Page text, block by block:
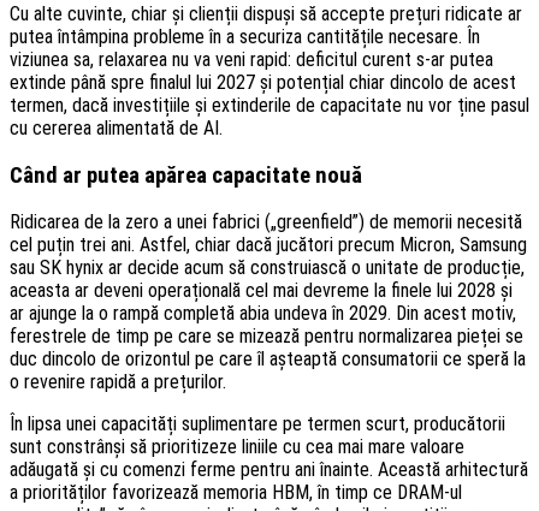
Cu alte cuvinte, chiar și clienții dispuși să accepte prețuri ridicate ar
putea întâmpina probleme în a securiza cantitățile necesare. În
viziunea sa, relaxarea nu va veni rapid: deficitul curent s-ar putea
extinde până spre finalul lui 2027 și potențial chiar dincolo de acest
termen, dacă investițiile și extinderile de capacitate nu vor ține pasul
cu cererea alimentată de AI.
Când ar putea apărea capacitate nouă
Ridicarea de la zero a unei fabrici („greenfield”) de memorii necesită
cel puțin trei ani. Astfel, chiar dacă jucători precum Micron, Samsung
sau SK hynix ar decide acum să construiască o unitate de producție,
aceasta ar deveni operațională cel mai devreme la finele lui 2028 și
ar ajunge la o rampă completă abia undeva în 2029. Din acest motiv,
ferestrele de timp pe care se mizează pentru normalizarea pieței se
duc dincolo de orizontul pe care îl așteaptă consumatorii ce speră la
o revenire rapidă a prețurilor.
În lipsa unei capacități suplimentare pe termen scurt, producătorii
sunt constrânși să prioritizeze liniile cu cea mai mare valoare
adăugată și cu comenzi ferme pentru ani înainte. Această arhitectură
a priorităților favorizează memoria HBM, în timp ce DRAM-ul